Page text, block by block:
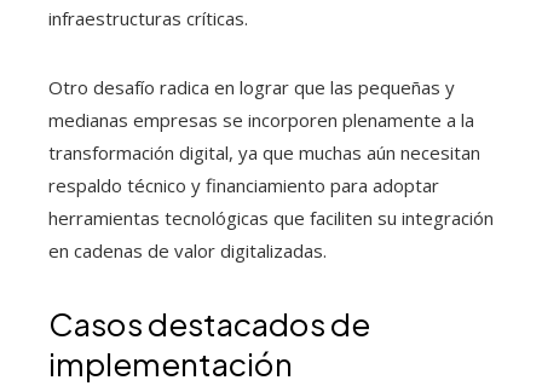
infraestructuras críticas.
Otro desafío radica en lograr que las pequeñas y
medianas empresas se incorporen plenamente a la
transformación digital, ya que muchas aún necesitan
respaldo técnico y financiamiento para adoptar
herramientas tecnológicas que faciliten su integración
en cadenas de valor digitalizadas.
Casos destacados de
implementación